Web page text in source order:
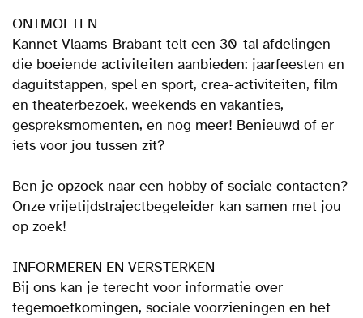
ONTMOETEN
Kannet Vlaams-Brabant telt een 30-tal afdelingen
die boeiende activiteiten aanbieden: jaarfeesten en
daguitstappen, spel en sport, crea-activiteiten, film
en theaterbezoek, weekends en vakanties,
gespreksmomenten, en nog meer! Benieuwd of er
iets voor jou tussen zit?
Ben je opzoek naar een hobby of sociale contacten?
Onze vrijetijdstrajectbegeleider kan samen met jou
op zoek!
INFORMEREN EN VERSTERKEN
Bij ons kan je terecht voor informatie over
tegemoetkomingen, sociale voorzieningen en het